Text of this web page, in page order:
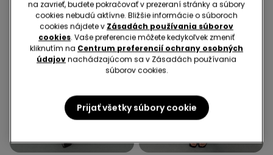
-50%
na zavrieť, budete pokračovať v prezeraní stránky a súbory
cookies nebudú aktívne. Bližšie informácie o súboroch
cookies nájdete v Zásadách používania súborov
cookies. Vaše preferencie môžete kedykoľvek zmeniť
kliknutím na Centrum preferencií ochrany osobných
údajovnachádzajúcom sa v Zásadách používania
súborov cookies.
Prijať všetky súbory cookie